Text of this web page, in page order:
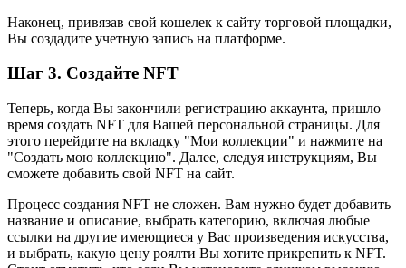
Наконец, привязав свой кошелек к сайту торговой площадки,
Вы создадите учетную запись на платформе.
Шаг 3. Создайте NFT
Теперь, когда Вы закончили регистрацию аккаунта, пришло
время создать NFT для Вашей персональной страницы. Для
этого перейдите на вкладку "Мои коллекции" и нажмите на
"Создать мою коллекцию". Далее, следуя инструкциям, Вы
сможете добавить свой NFT на сайт.
Процесс создания NFT не сложен. Вам нужно будет добавить
название и описание, выбрать категорию, включая любые
ссылки на другие имеющиеся у Вас произведения искусства,
и выбрать, какую цену роялти Вы хотите прикрепить к NFT.